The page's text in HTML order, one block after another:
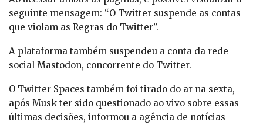
seguinte mensagem: “O Twitter suspende as contas
que violam as Regras do Twitter”.
A plataforma também suspendeu a conta da rede
social Mastodon, concorrente do Twitter.
O Twitter Spaces também foi tirado do ar na sexta,
após Musk ter sido questionado ao vivo sobre essas
últimas decisões, informou a agência de notícias